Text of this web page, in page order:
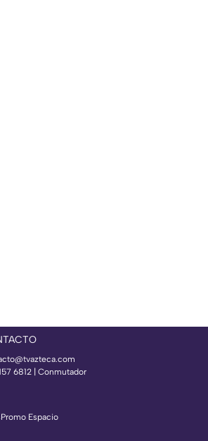
6812 | Conmutador
Promo Espacio